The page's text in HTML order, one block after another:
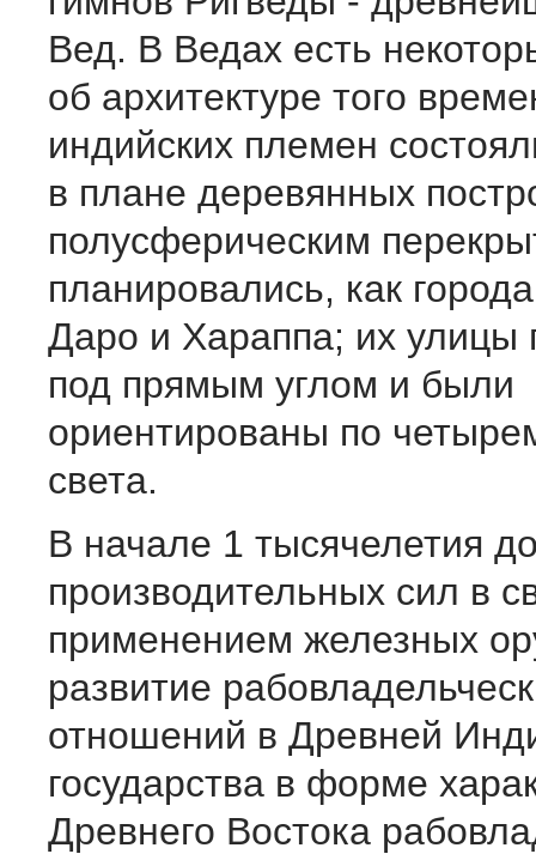
Вед. В Ведах есть
об архитектуре того
индийских племен
в плане деревянных
полусферическим
планировались, как
Даро и Хараппа; их улицы
под прямым углом и были
ориентированы по
света.
В начале 1 тысячелетия
производительных сил в
применением железных
развитие
отношений в Древней
государства в форме
Древнего Востока